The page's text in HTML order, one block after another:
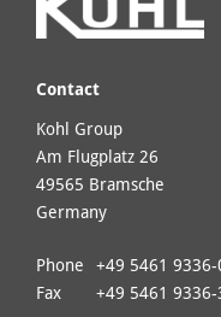
Contact
Kohl Group
Am Flugplatz 26
49565 Bramsche
Germany
Phone
+49 5461 9336-
Fax
+49 5461 9336-